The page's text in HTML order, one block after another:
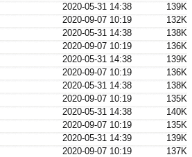
2020-05-31 14:38
139K
2020-09-07 10:19
132K
2020-05-31 14:38
138K
2020-09-07 10:19
136K
2020-05-31 14:38
139K
2020-09-07 10:19
136K
2020-05-31 14:38
138K
2020-09-07 10:19
135K
2020-05-31 14:38
140K
2020-09-07 10:19
135K
2020-05-31 14:39
139K
2020-09-07 10:19
137K